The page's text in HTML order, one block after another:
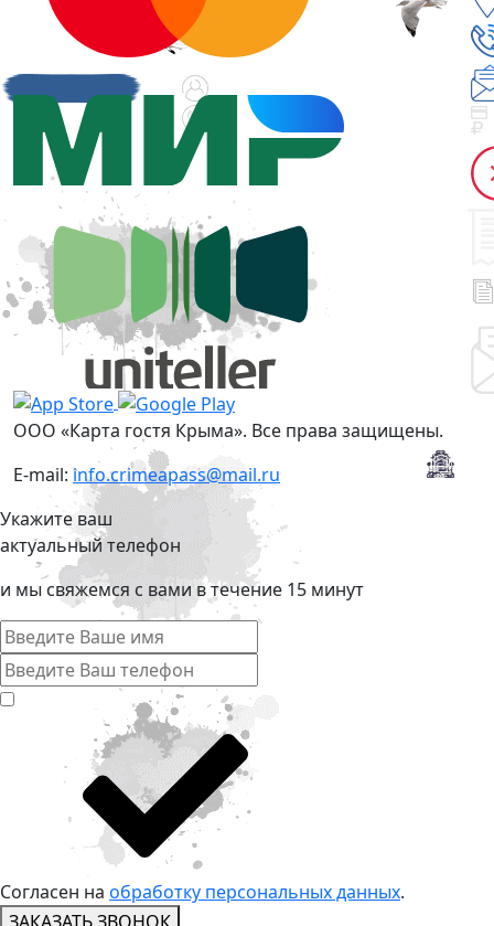
ООО «Карта гостя Крыма». Все права защищены.
E-mail: info.crimeapass@mail.ru
Укажите ваш
актуальный телефон
и мы свяжемся с вами в течение 15 минут
Согласен на обработку персональных данных.